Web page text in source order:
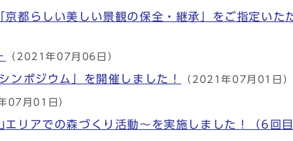
都らしい美しい景観の保全・継承」をご指定いた
（2021年07月06日）
ンポジウム」を開催しました！ （2021年07月01日）
07月01日）
リアでの森づくり活動～を実施しました！（6回目